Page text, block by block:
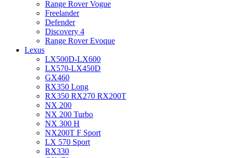
Range Rover Vogue
Freelander
Defender
Discovery 4
Range Rover Evoque
Lexus
LX500D-LX600
LX570-LX450D
GX460
RX350 Long
RX350 RX270 RX200T
NX 200
NX 200 Turbo
NX 300 H
NX200T F Sport
LX 570 Sport
RX330